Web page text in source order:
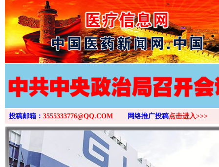
>
投稿邮箱： 3555333776@QQ.COM 网络推广投稿点击进入>>>